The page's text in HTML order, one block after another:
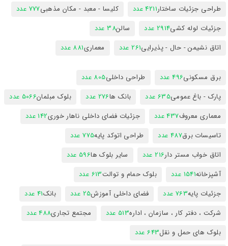
طراحی جزئیات ساختار4211 عدد کلیسا - معبد - مکان مذهبی777 عدد
جزئیات لوله کشی2914 عدد سالن38 عدد
اتاق نشیمن - حال - پذیرایی261 عدد معماری881 عدد
برق مسکونی496 عدد طراحی داخلی805 عدد
پارک - باغ عمومی635 عدد بانک ها276 عدد بلوک مبلمان5066 عدد
معماری معروف437 عدد جزئیات فضای داخلی ناهار خوری142 عدد
تاسیسات برق487 عدد طراحی اتوکد پایه775 عدد
اتاق خواب مستر دار216 عدد سایر بلوک ها596 عدد
آشپزخانه1541 عدد بلوک حمام و توالت613 عدد
جزئیات پایه763 عدد فضای داخلی آموزش25 عدد بانک41 عدد
شرکت ، دفتر کار ، سازمان ، اداره513 عدد مجتمع تجاری488 عدد
بلوک های حمل و نقل643 عدد